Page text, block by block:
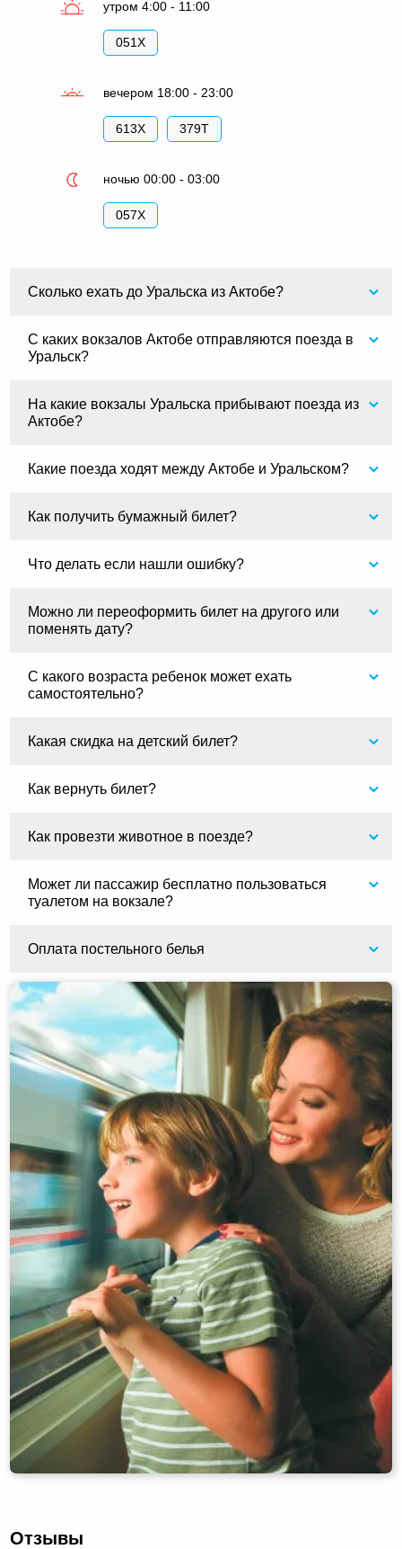
утром 4:00 - 11:00
051Х
вечером 18:00 - 23:00
613Х 379Т
ночью 00:00 - 03:00
057Х
Сколько ехать до Уральска из Актобе?
С каких вокзалов Актобе отправляются поезда в
Уральск?
На какие вокзалы Уральска прибывают поезда из
Актобе?
Какие поезда ходят между Актобе и Уральском?
Как получить бумажный билет?
Что делать если нашли ошибку?
Можно ли переоформить билет на другого или
поменять дату?
С какого возраста ребенок может ехать
самостоятельно?
Какая скидка на детский билет?
Как вернуть билет?
Как провезти животное в поезде?
Может ли пассажир бесплатно пользоваться
туалетом на вокзале?
Оплата постельного белья
Отзывы